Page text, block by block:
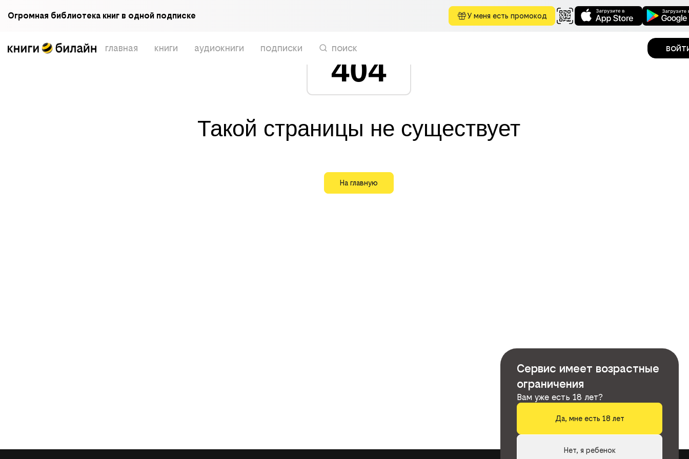
Огромная библиотека книг в одной подписке У меня есть промокод
главная книги аудиокниги подписки поиск
404
Такой страницы не существует
На главную
Сервис имеет возрастные
ограничения
Вам уже есть 18 лет?
Да, мне есть 18 лет
Нет, я ребенок